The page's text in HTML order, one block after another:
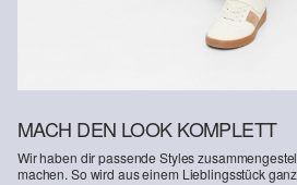
MACH DEN LOOK KOMPLETT
Wir haben dir passende Styles
machen. So wird aus einem Lieblingsstück